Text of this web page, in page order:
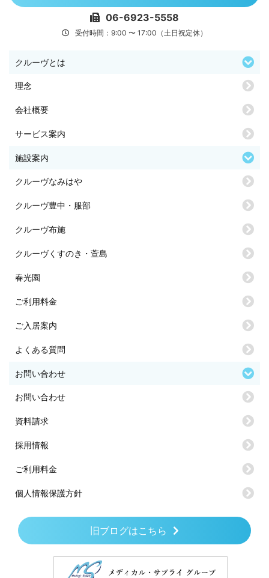
06-6923-5558
受付時間：9:00 〜 17:00（土日祝定休）
クルーヴとは
理念
会社概要
サービス案内
施設案内
クルーヴなみはや
クルーヴ豊中・服部
クルーヴ布施
クルーヴくすのき・萱島
春光園
ご利用料金
ご入居案内
よくある質問
お問い合わせ
お問い合わせ
資料請求
採用情報
ご利用料金
個人情報保護方針
旧ブログはこちら